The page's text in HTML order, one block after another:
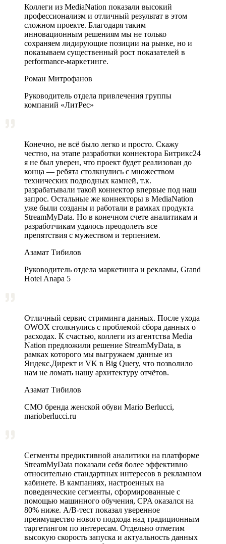
Коллеги из MediaNation показали высокий
профессионализм и отличный результат в этом
сложном проекте. Благодаря таким
инновационным решениям мы не только
сохраняем лидирующие позиции на рынке, но и
показываем существенный рост показателей в
performance-маркетинге.
Роман Митрофанов
Руководитель отдела привлечения группы
компаний «ЛитРес»
Конечно, не всё было легко и просто. Скажу
честно, на этапе разработки коннектора Битрикс24
я не был уверен, что проект будет реализован до
конца — ребята столкнулись с множеством
технических подводных камней, т.к.
разрабатывали такой коннектор впервые под наш
запрос. Остальные же коннекторы в MediaNation
уже были созданы и работали в рамках продукта
StreamMyData. Но в конечном счете аналитикам и
разработчикам удалось преодолеть все
препятствия с мужеством и терпением.
Азамат Тибилов
Руководитель отдела маркетинга и рекламы, Grand
Hotel Anapa 5
Отличный сервис стриминга данных. После ухода
OWOX столкнулись с проблемой сбора данных о
расходах. К счастью, коллеги из агентства Media
Nation предложили решение StreamMyData, в
рамках которого мы выгружаем данные из
Яндекс.Директ и VK в Big Query, что позволило
нам не ломать нашу архитектуру отчётов.
Азамат Тибилов
CMO бренда женской обуви Mario Berlucci,
marioberlucci.ru
Сегменты предиктивной аналитики на платформе
StreamMyData показали себя более эффективно
относительно стандартных интересов в рекламном
кабинете. В кампаниях, настроенных на
поведенческие сегменты, сформированные с
помощью машинного обучения, CPA оказался на
80% ниже. A/B‑тест показал уверенное
преимущество нового подхода над традиционным
таргетингом по интересам. Отдельно отметим
высокую скорость запуска и актуальность данных